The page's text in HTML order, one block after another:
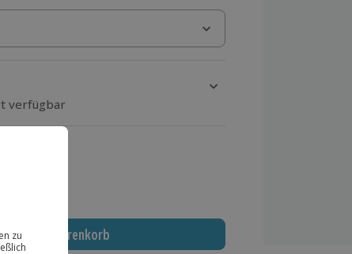
verfügbar
Schritt einen Termin aus
In den Warenkorb